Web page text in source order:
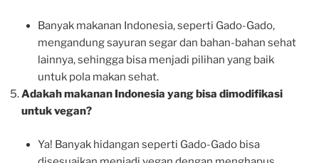
Banyak makanan Indonesia, seperti Gado-Gado,
mengandung sayuran segar dan bahan-bahan sehat
lainnya, sehingga bisa menjadi pilihan yang baik
untuk pola makan sehat.
Adakah makanan Indonesia yang bisa dimodifikasi
untuk vegan?
Ya! Banyak hidangan seperti Gado-Gado bisa